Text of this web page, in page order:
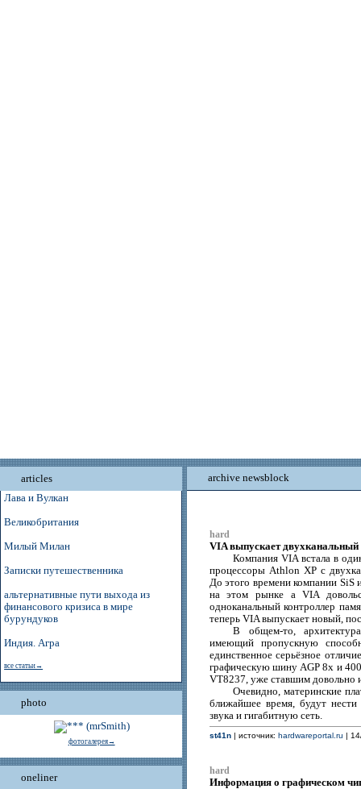
articles
Лава и Вулкан
Великобритания
Милый Милан
Записки путешественника
альтернативные пути выхода из
финансового кризиса в мире
бурундуков
Индия. Агра
все статьи→
photo
фотогалерея→
oneliner
archive newsblock
hard
VIA выпускает двухканальный
Компания VIA встала в
процессоры Athlon XP с
До этого времени компании
на этом рынке а VIA
одноканальный контроллер
теперь VIA выпускает новый,
В общем-то,
имеющий пропускную
единственное серьёзное
графическую шину AGP 8x и
VT8237, уже ставшим довольно
Очевидно, материнские
ближайшее время, будут нести
звука и гигабитную сеть.
st41n| источник: hardwareportal.ru |
hard
Информация о графическом